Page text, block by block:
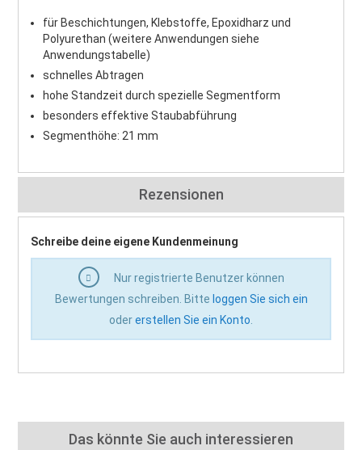
für Beschichtungen, Klebstoffe, Epoxidharz und
Polyurethan (weitere Anwendungen siehe
Anwendungstabelle)
schnelles Abtragen
hohe Standzeit durch spezielle Segmentform
besonders effektive Staubabführung
Segmenthöhe: 21 mm
Rezensionen
Schreibe deine eigene Kundenmeinung
Nur registrierte Benutzer können
Bewertungen schreiben. Bitte loggen Sie sich ein
odererstellen Sie ein Konto
Das könnte Sie auch interessieren